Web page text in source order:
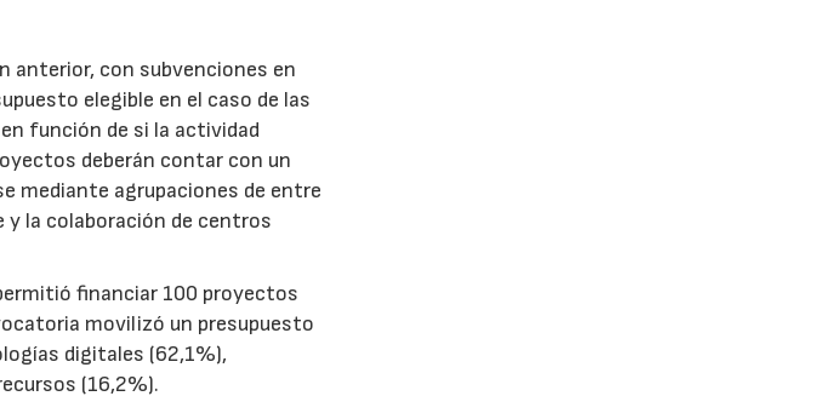
anterior, con subvenciones en
elegible en el caso de las
función de si la actividad
deberán contar con un
mediante agrupaciones de entre
y la colaboración de centros
financiar 100 proyectos
movilizó un presupuesto
digitales (62,1%),
(16,2%).